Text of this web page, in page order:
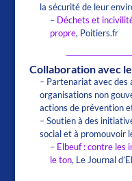
la sécurité de leur
– Déchets et
propre, Poitiers.fr
Collaboration avec
– Partenariat avec des
organisations non
actions de prévention
– Soutien à des
social et à promouvoir
– Elbeuf : contre les
le ton, Le Journal